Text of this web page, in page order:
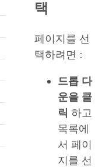
택
페이지를 선
택하려면 :
드롭 다
운을 클
릭 하고
목록에
서 페이
지를 선